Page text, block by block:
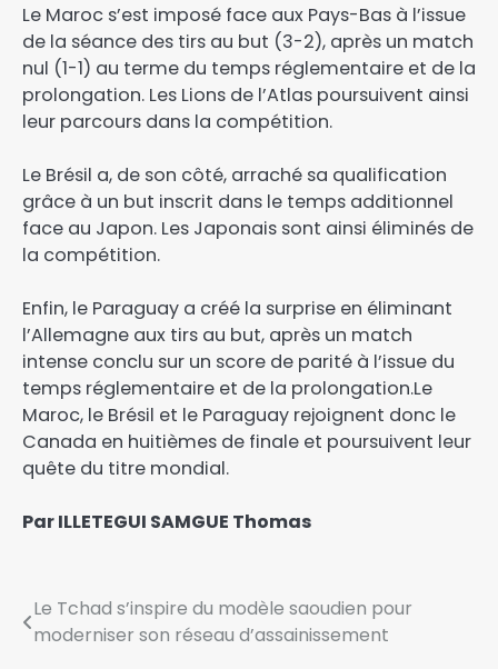
Le Maroc s’est imposé face aux Pays-Bas à l’issue
de la séance des tirs au but (3-2), après un match
nul (1-1) au terme du temps réglementaire et de la
prolongation. Les Lions de l’Atlas poursuivent ainsi
leur parcours dans la compétition.
Le Brésil a, de son côté, arraché sa qualification
grâce à un but inscrit dans le temps additionnel
face au Japon. Les Japonais sont ainsi éliminés de
la compétition.
Enfin, le Paraguay a créé la surprise en éliminant
l’Allemagne aux tirs au but, après un match
intense conclu sur un score de parité à l’issue du
temps réglementaire et de la prolongation.Le
Maroc, le Brésil et le Paraguay rejoignent donc le
Canada en huitièmes de finale et poursuivent leur
quête du titre mondial.
Par ILLETEGUI SAMGUE Thomas
Le Tchad s’inspire du modèle saoudien pour
moderniser son réseau d’assainissement